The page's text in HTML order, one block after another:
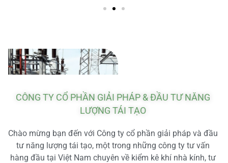
CÔNG TY CỔ PHẦN GIẢI PHÁP & ĐẦU TƯ NĂNG
LƯỢNG TÁI TẠO
Chào mừng bạn đến với Công ty cổ phần giải pháp và đầu
tư năng lượng tái tạo, một trong những công ty tư vấn
hàng đầu tại Việt Nam chuyên về kiểm kê khí nhà kính, tư